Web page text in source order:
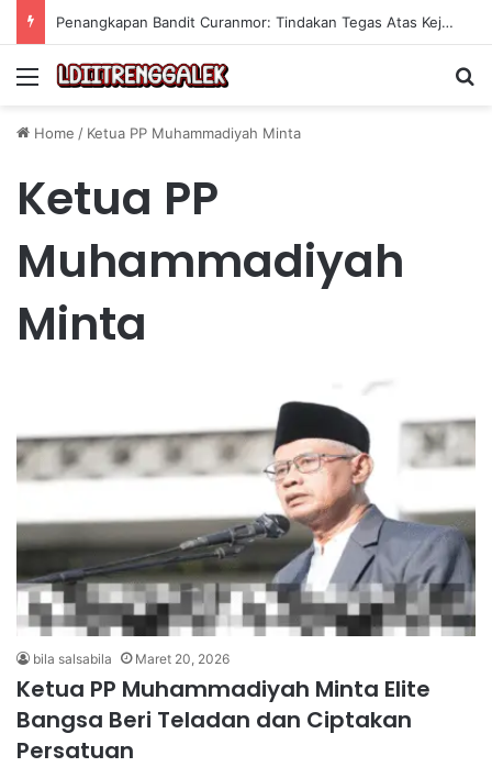
Penangkapan Bandit Curanmor: Tindakan Tegas Atas Kejahatan Sepeda Motor
Menu
Home / Ketua PP Muhammadiyah Minta
Ketua PP
Muhammadiyah
Minta
bila salsabila Maret 20, 2026
Ketua PP Muhammadiyah Minta Elite
Bangsa Beri Teladan dan Ciptakan
Persatuan